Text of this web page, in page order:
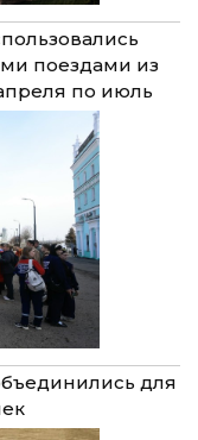
поездами из
по июль
для